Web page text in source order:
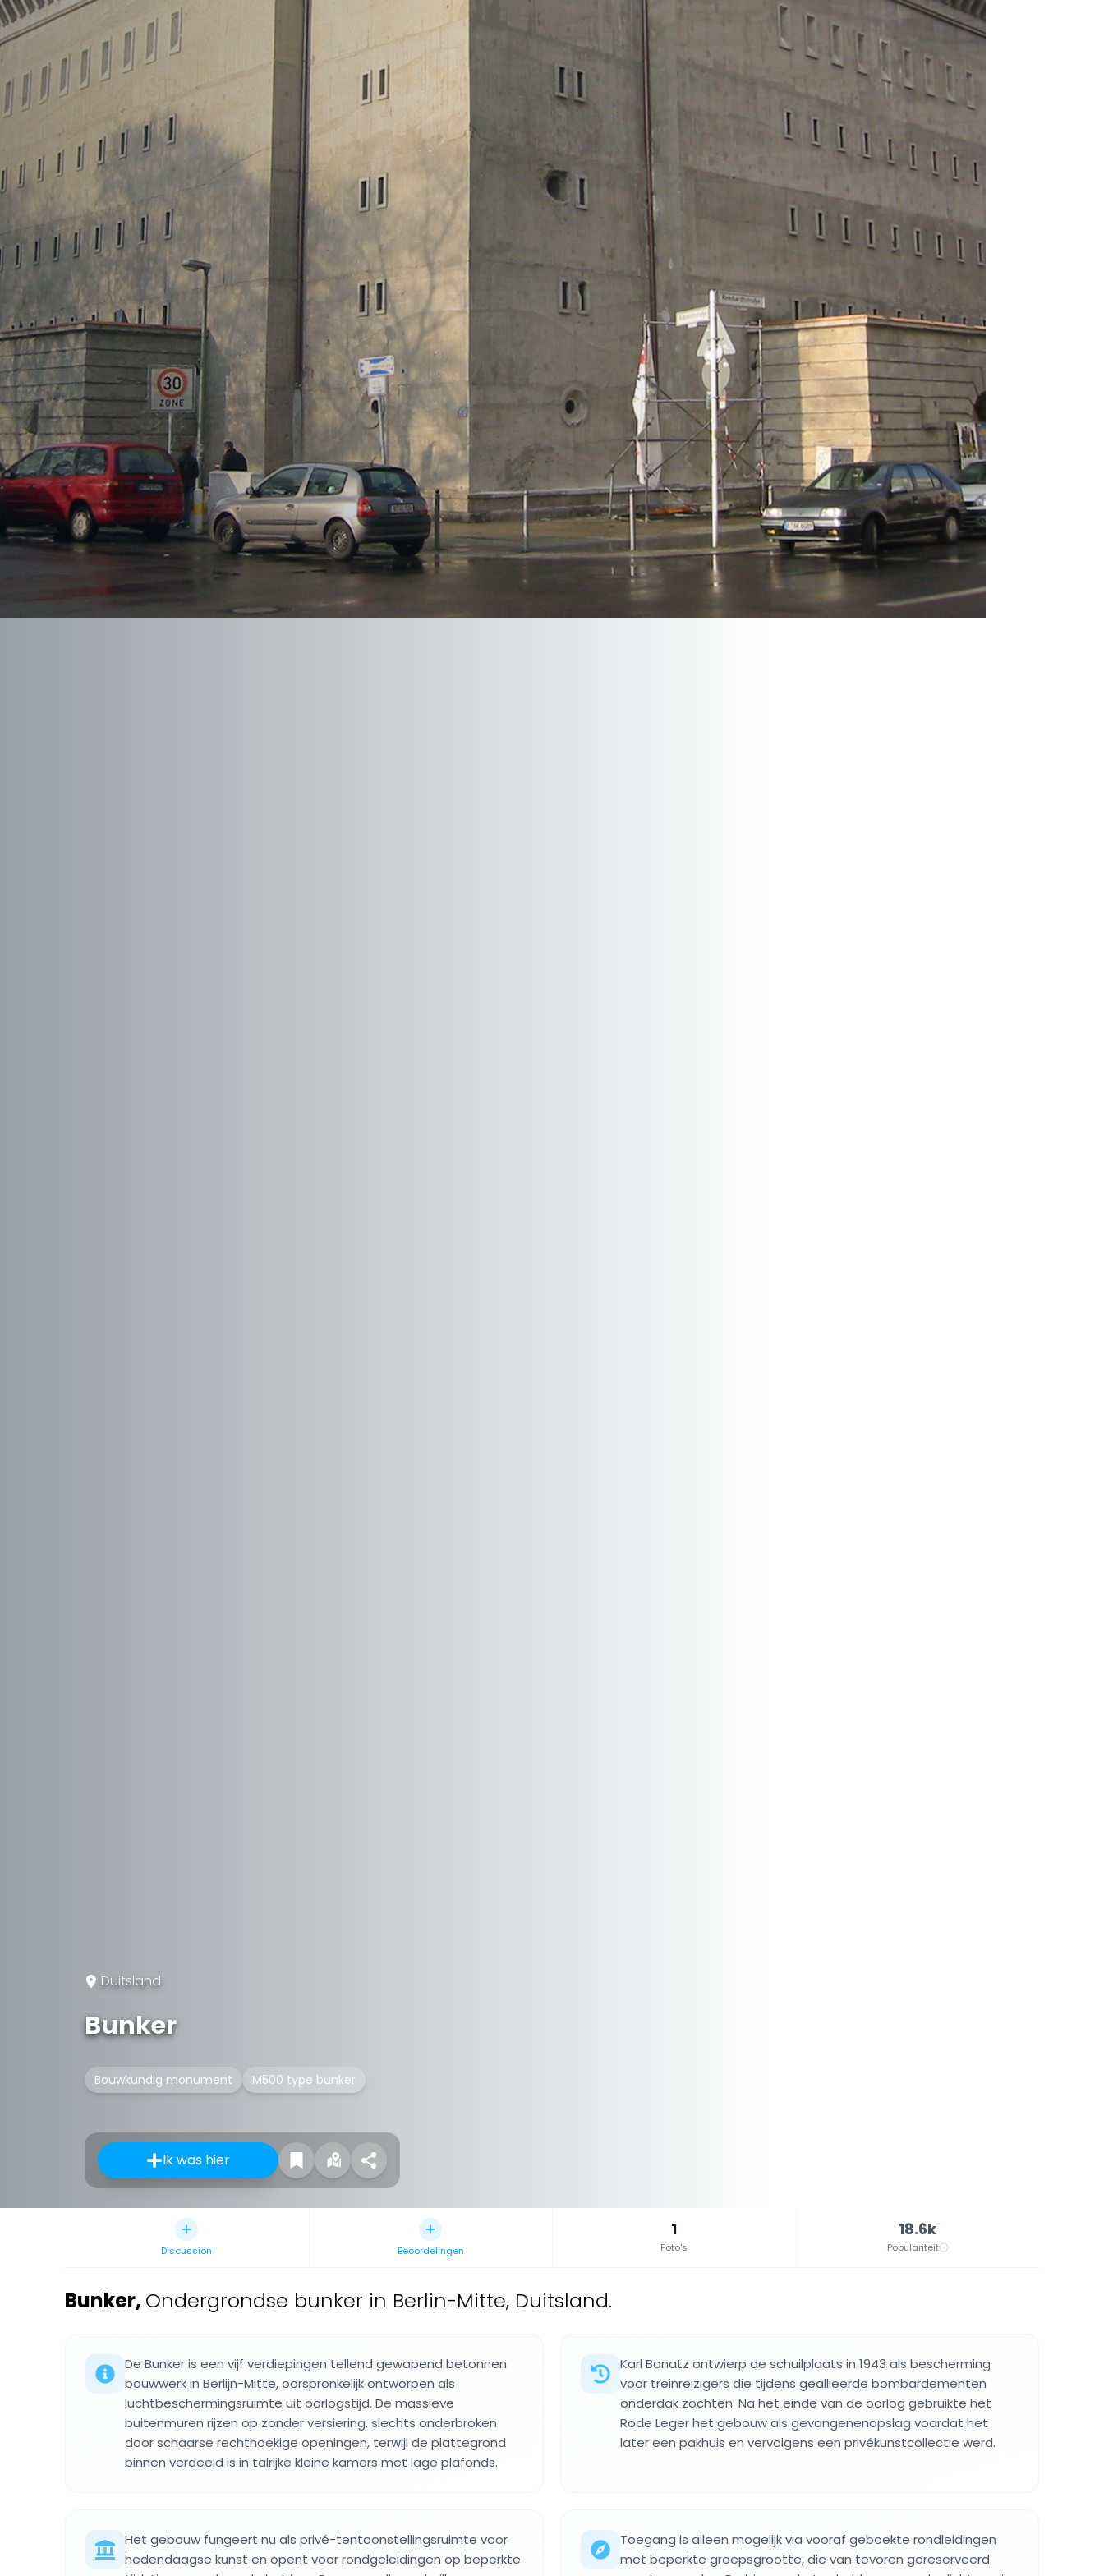
Duitsland
Bunker
Bouwkundig monument M500 type bunker
Ik was hier
Discussion Beoordelingen
1
Foto's
18.6k
Populariteit
Bunker, Ondergrondse bunker in Berlin-Mitte, Duitsland.
De Bunker is een vijf verdiepingen tellend gewapend betonnen
bouwwerk in Berlijn-Mitte, oorspronkelijk ontworpen als
luchtbeschermingsruimte uit oorlogstijd. De massieve
buitenmuren rijzen op zonder versiering, slechts onderbroken
door schaarse rechthoekige openingen, terwijl de plattegrond
binnen verdeeld is in talrijke kleine kamers met lage plafonds.
Karl Bonatz ontwierp de schuilplaats in 1943 als bescherming
voor treinreizigers die tijdens geallieerde bombardementen
onderdak zochten. Na het einde van de oorlog gebruikte het
Rode Leger het gebouw als gevangenenopslag voordat het
later een pakhuis en vervolgens een privékunstcollectie werd.
Het gebouw fungeert nu als privé-tentoonstellingsruimte voor
hedendaagse kunst en opent voor rondgeleidingen op beperkte
Toegang is alleen mogelijk via vooraf geboekte rondleidingen
met beperkte groepsgrootte, die van tevoren gereserveerd